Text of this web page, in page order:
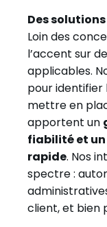
Des
Loin des
l’accent sur
applicables.
pour identifier
mettre en
apportent un
fiabilité et
rapide. Nos
spectre :
client, et bien